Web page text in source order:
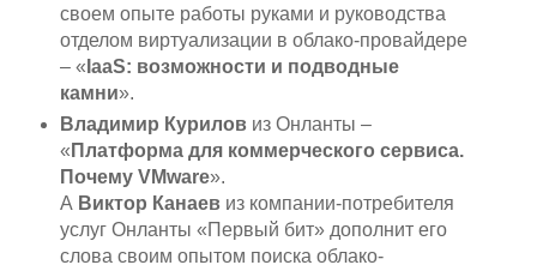
своем опыте работы руками и руководства
отделом виртуализации в облако-провайдере
– « IaaS: возможности и подводные
камни».
Владимир Куриловиз Онланты –
« Платформа для коммерческого сервиса.
Почему VMware».
А Виктор Канаевиз компании-потребителя
услуг Онланты «Первый бит» дополнит его
слова своим опытом поиска облако-